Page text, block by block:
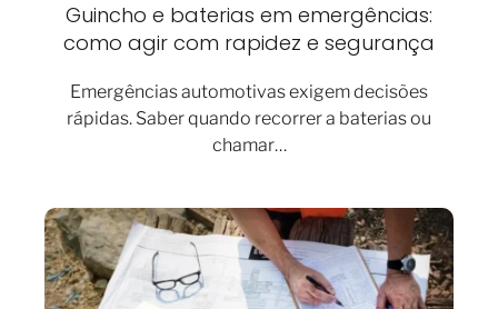
Guincho e baterias em emergências:
como agir com rapidez e segurança
Emergências automotivas exigem decisões
rápidas. Saber quando recorrer a baterias ou
chamar…